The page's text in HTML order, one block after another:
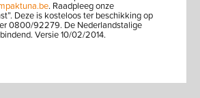
. Raadpleeg onze
Deze is kosteloos ter beschikking op
0800/92279. De Nederlandstalige
Versie 10/02/2014.